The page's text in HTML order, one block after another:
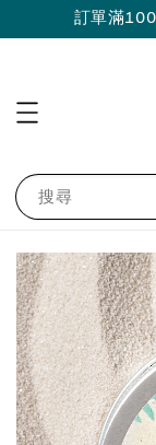
訂單滿
搜尋